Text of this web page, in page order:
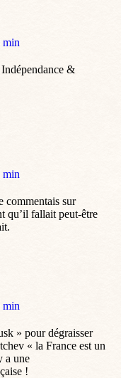
min
&
min
commentais sur
qu’il fallait peut-être
min
» pour dégraisser
« la France est un
a une
!